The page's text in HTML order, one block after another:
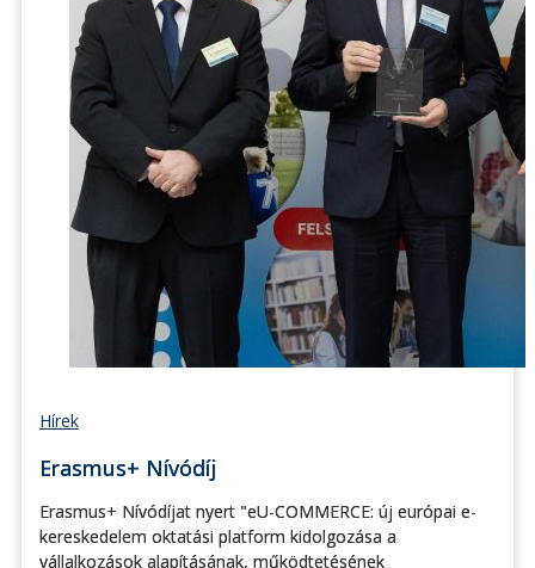
Hírek
Erasmus+ Nívódíj
Erasmus+ Nívódíjat nyert "eU-COMMERCE: új európai e-
kereskedelem oktatási platform kidolgozása a
vállalkozások alapításának, működtetésének